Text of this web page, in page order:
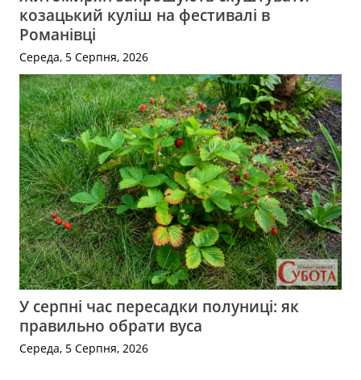
козацький куліш на фестивалі в
Романівці
Середа, 5 Серпня, 2026
У серпні час пересадки полуниці: як
правильно обрати вуса
Середа, 5 Серпня, 2026